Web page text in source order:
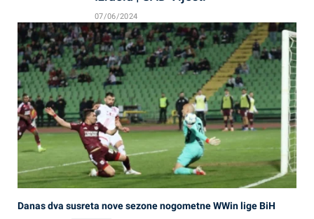
07/06/2024
Danas dva susreta nove sezone nogometne WWin lige BiH